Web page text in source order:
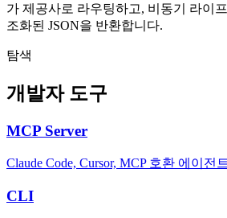
가 제공사로 라우팅하고, 비동기 라이
조화된 JSON을 반환합니다.
탐색
개발자 도구
MCP Server
Claude Code, Cursor, MCP 호환 에이전
CLI